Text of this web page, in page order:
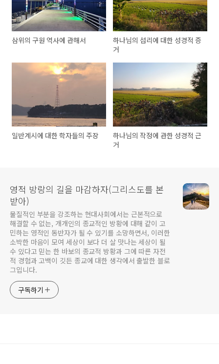
삼위의 구원 역사에 관해서
하나님의 섭리에 대한 성경적 증
거
일반계시에 대한 학자들의 주장
하나님의 작정에 관한 성경적 근
거
영적 방랑의 길을 마감하자(그리스도를 본
받아)
물질적인 부분을 강조하는 현대사회에서는 근본적으로
해결할 수 없는, 개개인의 종교적인 방황에 대해 같이 고
민하는 영적인 동반자가 될 수 있기를 소망하면서, 이러한
소박한 마음이 모여 세상이 보다 더 살 맛나는 세상이 될
수 있다고 믿는 한 바보의 종교적 방황과 그에 따른 자전
적 경험과 고백이 깃든 종교에 대한 생각에서 출발한 블로
그입니다.
구독하기